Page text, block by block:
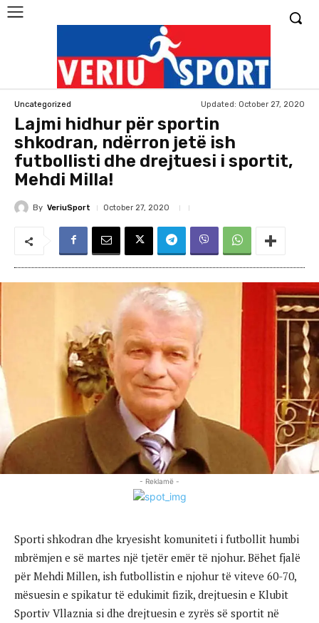
Uncategorized Updated: October 27, 2020
Lajmi hidhur për sportin
shkodran, ndërron jetë ish
futbollisti dhe drejtuesi i sportit,
Mehdi Milla!
By VeriuSport October 27, 2020
- Reklamë -
Sporti shkodran dhe kryesisht komuniteti i futbollit humbi
mbrëmjen e së martes një tjetër emër të njohur. Bëhet fjalë
për Mehdi Millen, ish futbollistin e njohur të viteve 60-70,
mësuesin e spikatur të edukimit fizik, drejtuesin e Klubit
Sportiv Vllaznia si dhe drejtuesin e zyrës së sportit në